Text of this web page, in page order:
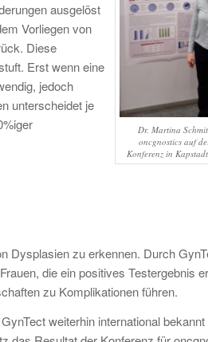
Dr. Martina
oncgnostics auf
Konferenz in
ausgelöst
Vorliegen von
Diese
Erst wenn eine
jedoch
unterscheidet je
Dysplasien zu erkennen. Durch
die ein positives Testergebnis
zu Komplikationen führen.
weiterhin international